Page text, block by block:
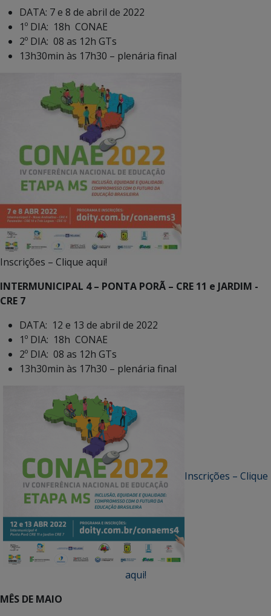
DATA: 7 e 8 de abril de 2022
1º DIA: 18h CONAE
2º DIA: 08 as 12h GTs
13h30min às 17h30 – plenária final
Inscrições – Clique aqui!
INTERMUNICIPAL 4 – PONTA PORÃ – CRE 11 e JARDIM -
CRE 7
DATA: 12 e 13 de abril de 2022
1º DIA: 18h CONAE
2º DIA: 08 as 12h GTs
13h30min às 17h30 – plenária final
Inscrições – Clique
aqui!
MÊS DE MAIO